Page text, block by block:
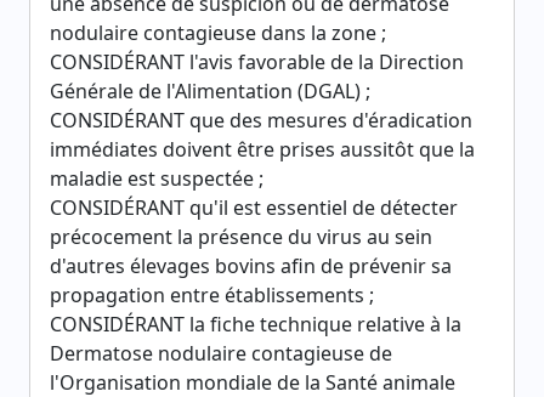
nodulaire contagieuse dans la zone ;
CONSIDÉRANT l'avis favorable de la Direction
Générale de l'Alimentation (DGAL) ;
CONSIDÉRANT que des mesures d'éradication
immédiates doivent être prises aussitôt que la
maladie est suspectée ;
CONSIDÉRANT qu'il est essentiel de détecter
précocement la présence du virus au sein
d'autres élevages bovins afin de prévenir sa
propagation entre établissements ;
CONSIDÉRANT la fiche technique relative à la
Dermatose nodulaire contagieuse de
l'Organisation mondiale de la Santé animale